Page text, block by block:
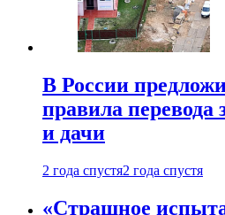
В России
правила перевода
и дачи
2 года спустя2 года спустя
«Страшное